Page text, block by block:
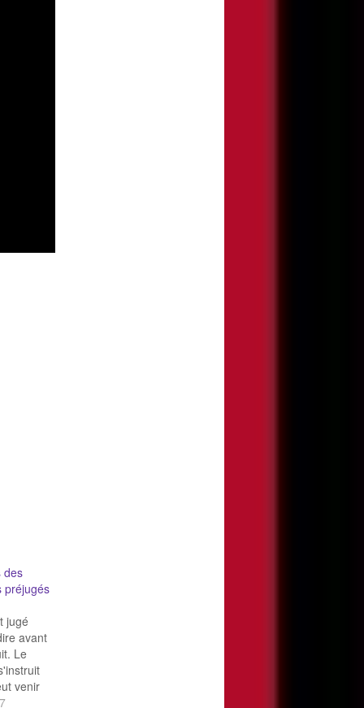
des
préjugés
jugé
avant
Le
venir